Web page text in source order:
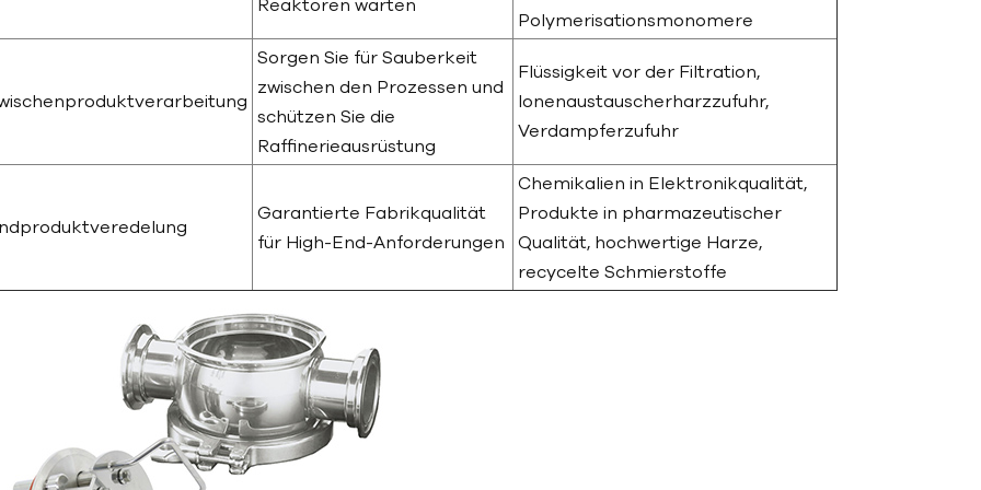
Reaktoren warten
Polymerisationsmonomere
Sorgen Sie für Sauberkeit
zwischen den Prozessen und
schützen Sie die
Raffinerieausrüstung
Flüssigkeit vor der Filtration,
Ionenaustauscherharzzufuhr,
Verdampferzufuhr
Garantierte Fabrikqualität
für High-End-Anforderungen
Chemikalien in Elektronikqualität,
Produkte in pharmazeutischer
Qualität, hochwertige Harze,
recycelte Schmierstoffe